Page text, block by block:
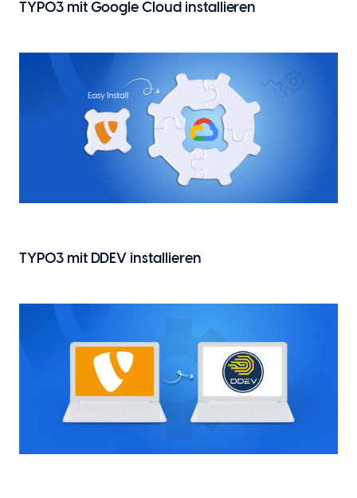
TYPO3 mit Google Cloud installieren
TYPO3 mit DDEV installieren